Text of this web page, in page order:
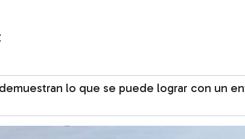
lo que se puede lograr con un